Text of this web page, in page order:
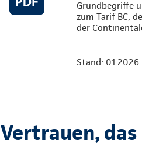
Grundbegriffe
zum Tarif BC,
der
Stand: 01.2026
Vertrauen,